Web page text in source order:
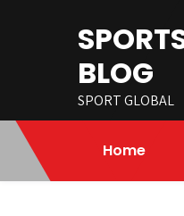
BLOG
SPORT GLOBAL
Home